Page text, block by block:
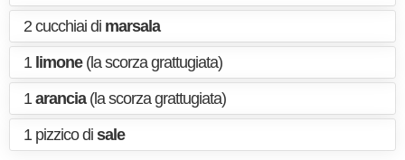
2 cucchiai di marsala
1 limone(la scorza grattugiata)
1arancia(la scorza grattugiata)
1 pizzico di sale